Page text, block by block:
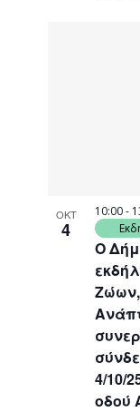
ΟΚΤ
4
Ο
4/10/
οδού
10:00-